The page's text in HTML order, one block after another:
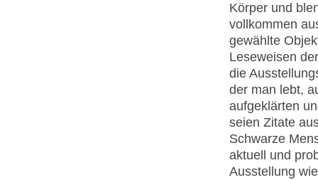
Körper und
vollkommen
gewählte
Leseweisen
die
der man lebt,
aufgeklärten
seien Zitate
Schwarze
aktuell und
Ausstellung